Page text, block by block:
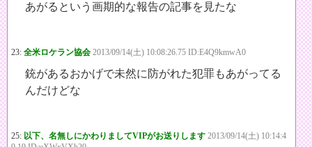
あがるという画期的な報告の記事を見たな
23: 全米ロケラン協会 2013/09/14(土) 10:08:26.75 ID:E4Q9kmwA0
銃があるおかげで未然に防がれた犯罪もあがってる
んだけどな
25: 以下、名無しにかわりましてVIPがお送りします 2013/09/14(土) 10:14:4